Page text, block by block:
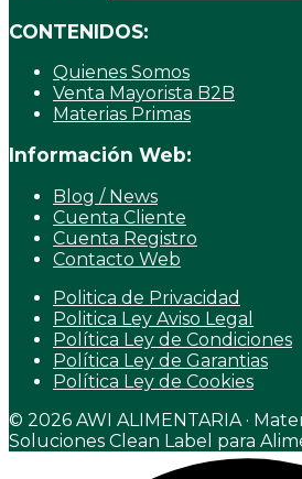
CONTENIDOS:
Quienes Somos
Venta Mayorista B2B
Materias Primas
Información Web:
Blog / News
Cuenta Cliente
Cuenta Registro
Contacto Web
Politica de Privacidad
Politica Ley Aviso Legal
Política Ley de Condiciones
Política Ley de Garantias
Política Ley de Cookies
© 2026 AWI ALIMENTARIA ·
Soluciones Clean Label para